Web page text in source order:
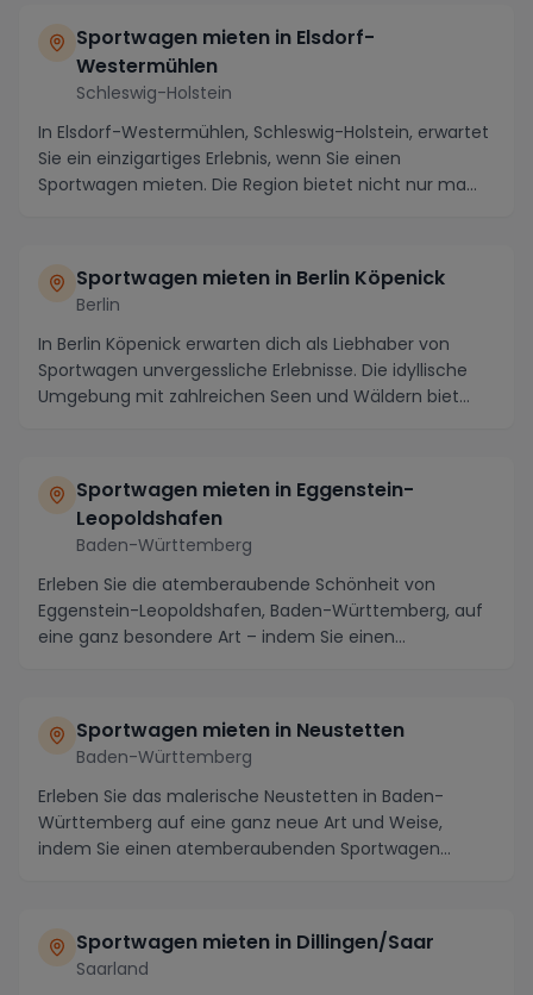
Sportwagen mieten in Elsdorf-
Westermühlen
Schleswig-Holstein
In Elsdorf-Westermühlen, Schleswig-Holstein, erwartet
Sie ein einzigartiges Erlebnis, wenn Sie einen
Sportwagen mieten. Die Region bietet nicht nur ma...
Sportwagen mieten in Berlin Köpenick
Berlin
In Berlin Köpenick erwarten dich als Liebhaber von
Sportwagen unvergessliche Erlebnisse. Die idyllische
Umgebung mit zahlreichen Seen und Wäldern biet...
Sportwagen mieten in Eggenstein-
Leopoldshafen
Baden-Württemberg
Erleben Sie die atemberaubende Schönheit von
Eggenstein-Leopoldshafen, Baden-Württemberg, auf
eine ganz besondere Art – indem Sie einen
Sportwagen mieten in Neustetten
Baden-Württemberg
Erleben Sie das malerische Neustetten in Baden-
Württemberg auf eine ganz neue Art und Weise,
indem Sie einen atemberaubenden Sportwagen
Sportwagen mieten in Dillingen/Saar
Saarland